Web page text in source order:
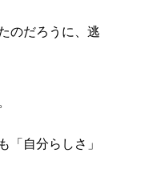
のだろうに、逃
「自分らしさ」